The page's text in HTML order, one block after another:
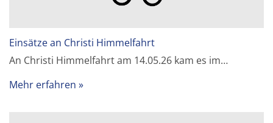
Einsätze an Christi Himmelfahrt
An Christi Himmelfahrt am 14.05.26 kam es im…
Mehr erfahren